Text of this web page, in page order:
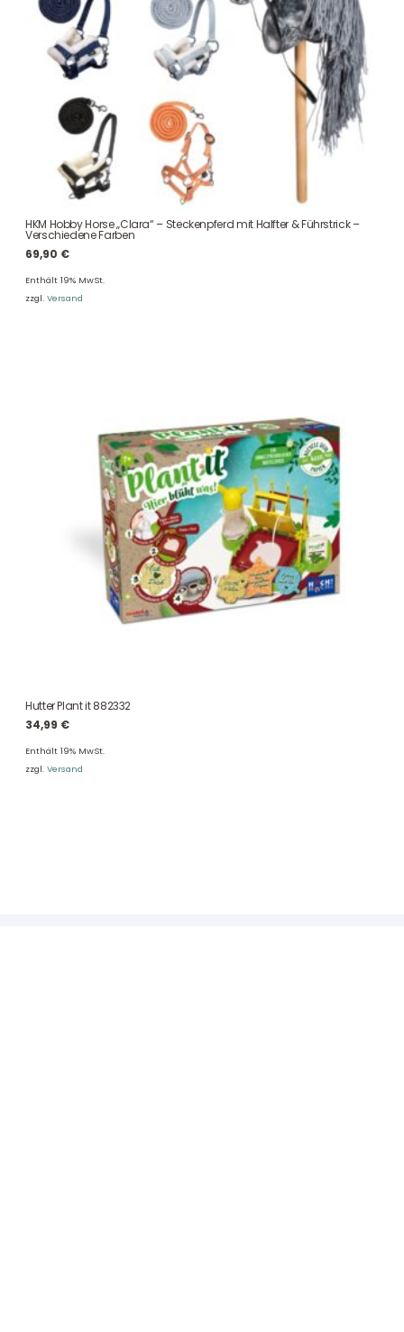
HKM Hobby Horse „Clara“ – Steckenpferd mit Halfter & Führstrick –
Verschiedene Farben
69,90 €
Enthält 19% MwSt.
zzgl. Versand
Hutter Plant it 882332
34,99 €
Enthält 19% MwSt.
zzgl. Versand